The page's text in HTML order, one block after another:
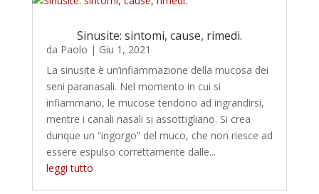
Sinusite: sintomi, cause, rimedi.
da Paolo | Giu 1, 2021
La sinusite è un’infiammazione della mucosa dei
seni paranasali. Nel momento in cui si
infiammano, le mucose tendono ad ingrandirsi,
mentre i canali nasali si assottigliano. Si crea
dunque un “ingorgo” del muco, che non riesce ad
essere espulso correttamente dalle...
leggi tutto